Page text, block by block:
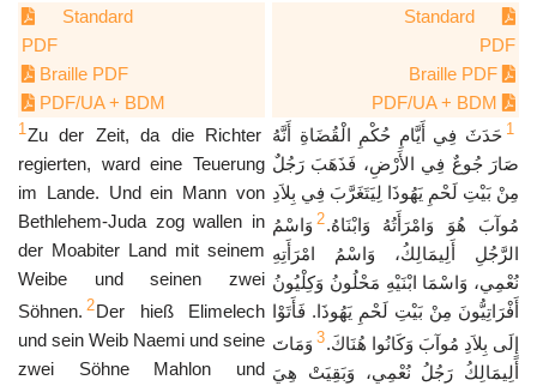
Standard
PDF
Braille PDF
PDF/UA + BDM
1Zu der Zeit, da die Richter
regierten, ward eine Teuerung
im Lande. Und ein Mann von
Bethlehem-Juda zog wallen in
der Moabiter Land mit seinem
Weibe und seinen zwei
Söhnen. 2Der hieß Elimelech
und sein Weib Naemi und seine
zwei Söhne Mahlon und
Standard
PDF
1 حَدَثَ فِي أَيَّامِ حُكْمِ الْقُضَاةِ أَنَّهُ
صَارَ جُوعٌ فِي الأَرْضِ، فَذَهَبَ رَجُلٌ
مِنْ بَيْتِ لَحْمِ يَهُوذَا لِيَتَغَرَّبَ فِي بِلاَدِ
مُوآبَ هُوَ وَامْرَأَتُهُ وَابْنَاهُ.2 وَاسْمُ
الرَّجُلِ أَلِيمَالِكُ، وَاسْمُ امْرَأَتِهِ
نُعْمِي، وَاسْمَا ابْنَيْهِ مَحْلُونُ وَكِلْيُونُ
أَفْرَاتِيُّونَ مِنْ بَيْتِ لَحْمِ يَهُوذَا. فَأَتَوْا
إِلَى بِلاَدِ مُوآبَ وَكَانُوا هُنَاكَ.3 وَمَاتَ
أَلِيمَالِكُ رَجُلُ نُعْمِي، وَبَقِيَتْ هِيَ